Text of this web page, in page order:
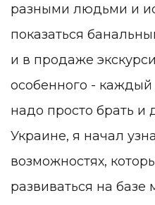
разными людьми и
показаться
и в продаже
особенного - каждый
надо просто брать и
Украине, я начал
возможностях,
развиваться на базе